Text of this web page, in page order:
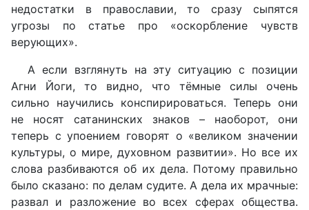
недостатки в православии, то сразу сыпятся
угрозы по статье про «оскорбление чувств
верующих».
А если взглянуть на эту ситуацию с позиции
Агни Йоги, то видно, что тёмные силы очень
сильно научились конспирироваться. Теперь они
не носят сатанинских знаков – наоборот, они
теперь с упоением говорят о «великом значении
культуры, о мире, духовном развитии». Но все их
слова разбиваются об их дела. Потому правильно
было сказано: по делам судите. А дела их мрачные:
развал и разложение во всех сферах общества.